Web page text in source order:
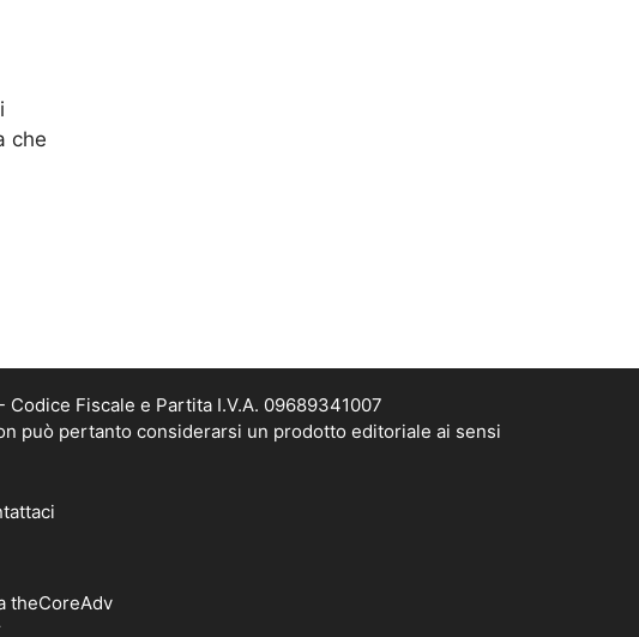
Codice Fiscale e Partita I.V.A. 09689341007
può pertanto considerarsi un prodotto editoriale ai sensi